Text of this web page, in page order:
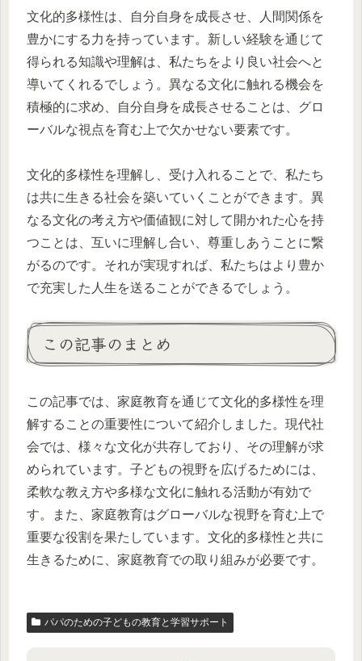
文化的多様性は、自分自身を成長させ、人間関係を
豊かにする力を持っています。新しい経験を通じて
得られる知識や理解は、私たちをより良い社会へと
導いてくれるでしょう。異なる文化に触れる機会を
積極的に求め、自分自身を成長させることは、グロ
ーバルな視点を育む上で欠かせない要素です。
文化的多様性を理解し、受け入れることで、私たち
は共に生きる社会を築いていくことができます。異
なる文化の考え方や価値観に対して開かれた心を持
つことは、互いに理解し合い、尊重しあうことに繋
がるのです。それが実現すれば、私たちはより豊か
で充実した人生を送ることができるでしょう。
この記事のまとめ
この記事では、家庭教育を通じて文化的多様性を理
解することの重要性について紹介しました。現代社
会では、様々な文化が共存しており、その理解が求
められています。子どもの視野を広げるためには、
柔軟な教え方や多様な文化に触れる活動が有効で
す。また、家庭教育はグローバルな視野を育む上で
重要な役割を果たしています。文化的多様性と共に
生きるために、家庭教育での取り組みが必要です。
パパのための子どもの教育と学習サポート